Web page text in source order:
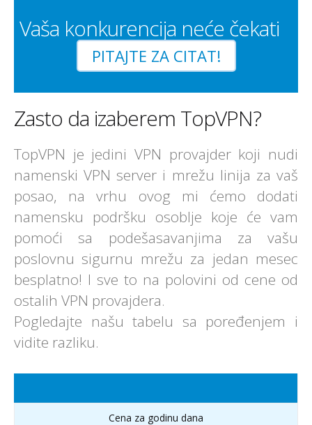
Vaša konkurencija neće čekati
PITAJTE ZA CITAT!
Zasto da izaberem TopVPN?
TopVPN je jedini VPN provajder koji nudi
namenski VPN server i mrežu linija za vaš
posao, na vrhu ovog mi ćemo dodati
namensku podršku osoblje koje će vam
pomoći sa podešasavanjima za vašu
poslovnu sigurnu mrežu za jedan mesec
besplatno! I sve to na polovini od cene od
ostalih VPN provajdera.
Pogledajte našu tabelu sa poređenjem i
vidite razliku.
Cena za godinu dana